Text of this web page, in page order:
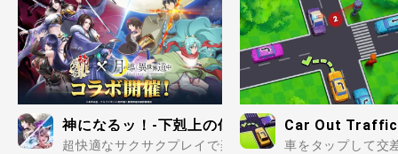
神になるッ！-下剋上の修行伝
超快適なサクサクプレイで楽しめる放置系RPG！..
Car Out Traffic
車をタップして交